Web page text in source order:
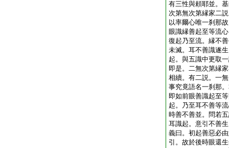
有三性與頼耶並。
次第無次第縁家二
以率爾心唯一刹那
眼識縁善起至等流
復起乃至流。縁不
未滅。耳不善識遂
起。與五識中更取
即是。二無次第縁
相續。有二説。一
事究竟語名一刹那
即如前眼善識起至
起。乃至耳不善等
時善不善並。問若
耳識起。意引不善
義曰。初起善惡必
引。故於後時眼還